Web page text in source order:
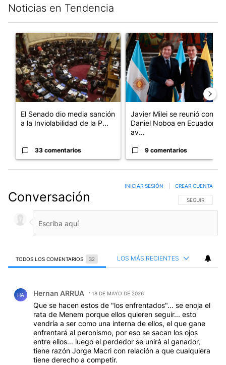
Noticias en Tendencia
Un artículo de tendencia con el título "El Senado dio media
El Senado dio media sanción
a la Inviolabilidad de la P...
33 comentarios
Un artículo de tendencia con
Javier Milei se reunió con
Daniel Noboa en Ecuador y
av...
9 comentarios
Conversación SIGA ESTA
SEGUIR
INICIAR SESIÓN CREAR CUENTA
TODOS LOS COMENTARIOS 32 LOS MÁS RECIENTES
HA Hernan ARRUA 18 DE MAYO DE 2026
Que se hacen estos de "los enfrentados"... se enoja el
rata de Menem porque ellos quieren seguir... esto
vendría a ser como una interna de ellos, el que gane
enfrentará al peronismo, por eso se sacan los ojos
entre ellos... luego el perdedor se unirá al ganador,
tiene razón Jorge Macri con relación a que cualquiera
tiene derecho a competir.